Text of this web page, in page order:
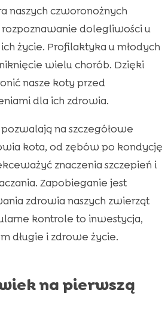
naszych czworonożnych
rozpoznawanie dolegliwości u
życie. Profilaktyka u młodych
wielu chorób. Dzięki
nasze koty przed
dla ich zdrowia.
na szczegółowe
kota, od zębów po kondycję
znaczenia szczepień i
Zapobieganie jest
zdrowia naszych zwierząt
kontrole to inwestycja,
długie i zdrowe życie.
na pierwszą